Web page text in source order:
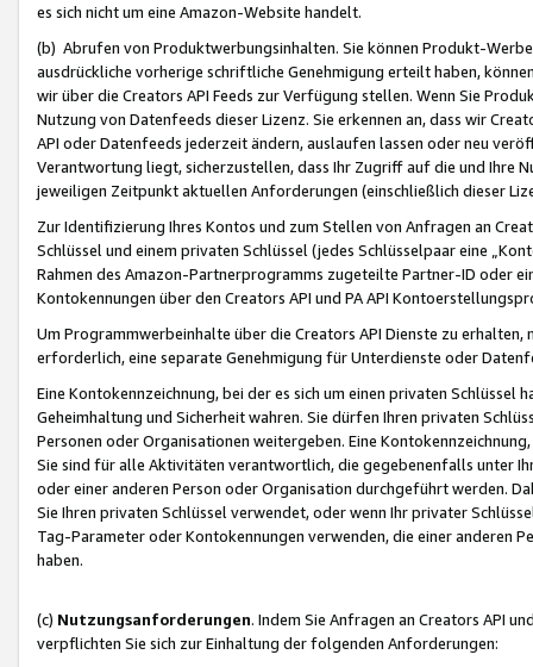
es sich nicht um eine Amazon-Website handelt.
(b) Abrufen von Produktwerbungsinhalten. Sie können Produkt-
ausdrückliche vorherige schriftliche Genehmigung erteilt haben,
wir über die Creators API Feeds zur Verfügung stellen. Wenn Sie
Nutzung von Datenfeeds dieser Lizenz. Sie erkennen an, dass wir
API oder Datenfeeds jederzeit ändern, auslaufen lassen oder neu
Verantwortung liegt, sicherzustellen, dass Ihr Zugriff auf die und Ihre
jeweiligen Zeitpunkt aktuellen Anforderungen (einschließlich dieser
Zur Identifizierung Ihres Kontos und zum Stellen von Anfragen an
Schlüssel und einem privaten Schlüssel (jedes Schlüsselpaar eine
Rahmen des Amazon-Partnerprogramms zugeteilte Partner-ID oder
Kontokennungen über den Creators API und PA API
Um Programmwerbeinhalte über die Creators API Dienste zu
erforderlich, eine separate Genehmigung für Unterdienste oder
Eine Kontokennzeichnung, bei der es sich um einen privaten
Geheimhaltung und Sicherheit wahren. Sie dürfen Ihren privaten
Personen oder Organisationen weitergeben. Eine
Sie sind für alle Aktivitäten verantwortlich, die gegebenenfalls unter
oder einer anderen Person oder Organisation durchgeführt werden.
Sie Ihren privaten Schlüssel verwendet, oder wenn Ihr privater
Tag-Parameter oder Kontokennungen verwenden, die einer anderen
haben.
(c) Nutzungsanforderungen. Indem Sie Anfragen an Creators API
verpflichten Sie sich zur Einhaltung der folgenden Anforderungen: